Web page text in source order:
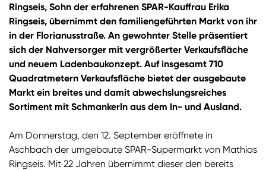
Ringseis, Sohn der erfahrenen SPAR-Kauffrau Erika
Ringseis, übernimmt den familiengeführten Markt von ihr
in der Florianusstraße. An gewohnter Stelle präsentiert
sich der Nahversorger mit vergrößerter Verkaufsfläche
und neuem Ladenbaukonzept. Auf insgesamt 710
Quadratmetern Verkaufsfläche bietet der ausgebaute
Markt ein breites und damit abwechslungsreiches
Sortiment mit Schmankerln aus dem In- und Ausland.
Am Donnerstag, den 12. September eröffnete in
Aschbach der umgebaute SPAR-Supermarkt von Mathias
Ringseis. Mit 22 Jahren übernimmt dieser den bereits